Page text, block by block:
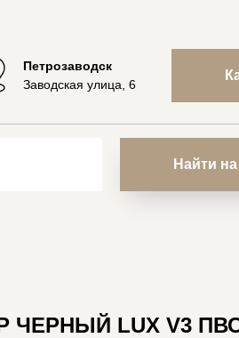
Петрозаводск
Заводская улица, 6
Найти
LUX V3 ПВС